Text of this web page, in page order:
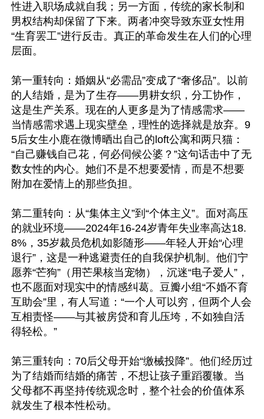
性进入职场成就自我；另一方面，传统的家长制和
男权结构却保留了下来。两者冲突导致东亚女性用
“生育罢工”进行反击。真正的革命发生在人们的心理
层面。
第一重转向：婚姻从“必需品”变成了“奢侈品”。以前
的人结婚，是为了生存——男耕女织，分工协作，
这是生产关系。现在的人更多是为了情感需求——
当情感需求遇上现实壁垒，理性的选择就是放弃。9
5后女生小鹿在微博晒出自己的loft公寓和两只猫：
“自己赚钱自己花，何必伺候公婆？”这句话击中了无
数女性的内心。她们不是不想要爱情，而是不想要
附加在爱情上的那些负担。
第二重转向：从“集体主义”到“个体主义”。面对高压
的就业环境——2024年16-24岁青年失业率高达18.
8%，35岁裁员危机如影随形——年轻人开始“心理
退行”，这是一种逃避责任的自我保护机制。他们宁
愿养“芒狗”（用芒果核当宠物），沉迷“电子爱人”，
也不愿面对现实中的情感纠葛。豆瓣小组“不婚不育
互助会”里，有人写道：“一个人可以穷，但两个人会
互相责怪——与其被房贷和育儿压垮，不如独自活
得轻松。”
第三重转向：70后父母开始“缴械投降”。他们经历过
为了结婚而结婚的痛苦，不想让孩子重蹈覆辙。当
父母都不再坚持传统观念时，整个社会的价值体系
就发生了根本性松动。